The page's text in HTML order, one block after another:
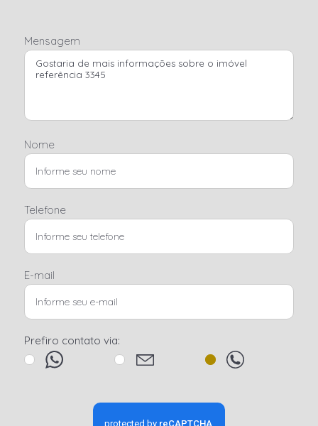
Mensagem
Nome
Telefone
E-mail
Prefiro contato via: